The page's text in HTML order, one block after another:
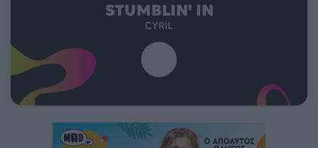
STUMBLIN' IN
CYRIL